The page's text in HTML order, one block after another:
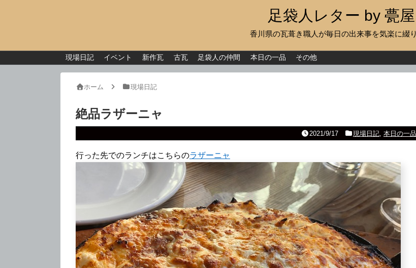
足袋人レター by 甍屋
香川県の瓦葺き職人が毎日の出来事を気楽に綴
現場日記 イベント 新作瓦 古瓦 足袋人の仲間 本日の一品 その他
ホーム 現場日記
絶品ラザーニャ
2021/9/17 現場日記, 本日の一品
行った先でのランチはこちらのラザーニャ
現場日記
イベント
本日の一品
その他